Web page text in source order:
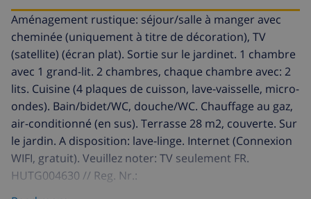
Aménagement rustique: séjour/salle à manger avec
cheminée (uniquement à titre de décoration), TV
(satellite) (écran plat). Sortie sur le jardinet. 1 chambre
avec 1 grand-lit. 2 chambres, chaque chambre avec: 2
lits. Cuisine (4 plaques de cuisson, lave-vaisselle, micro-
ondes). Bain/bidet/WC, douche/WC. Chauffage au gaz,
air-conditionné (en sus). Terrasse 28 m2, couverte. Sur
le jardin. A disposition: lave-linge. Internet (Connexion
WIFI, gratuit). Veuillez noter: TV seulement FR.
HUTG004630 // Reg. Nr.: